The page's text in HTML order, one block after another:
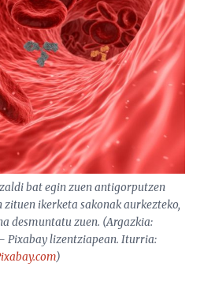
bat egin zuen antigorputzen
ikerketa sakonak aurkezteko,
desmuntatu zuen. (Argazkia:
Pixabay lizentziapean. Iturria:
)